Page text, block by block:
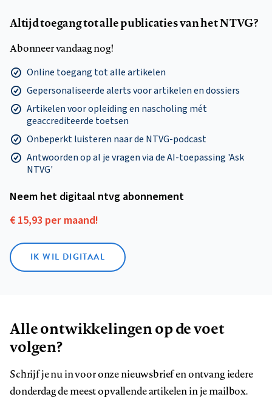
Altijd toegang tot alle publicaties van het NTVG?
Abonneer vandaag nog!
Online toegang tot alle artikelen
Gepersonaliseerde alerts voor artikelen en dossiers
Artikelen voor opleiding en nascholing mét
geaccrediteerde toetsen
Onbeperkt luisteren naar de NTVG-podcast
Antwoorden op al je vragen via de AI-toepassing 'Ask
NTVG'
Neem het digitaal ntvg abonnement
€ 15,93 per maand!
IK WIL DIGITAAL
Alle ontwikkelingen op de voet
volgen?
Schrijf je nu in voor onze nieuwsbrief en ontvang iedere
donderdag de meest opvallende artikelen in je mailbox.